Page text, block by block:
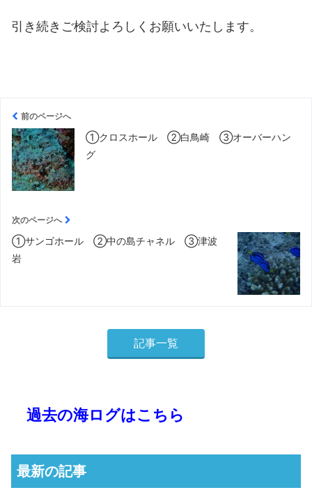
引き続きご検討よろしくお願いいたします。
前のページへ
①クロスホール ②白鳥崎 ③オーバーハン
グ
次のページへ
①サンゴホール ②中の島チャネル ③津波
岩
記事一覧
過去の海ログはこちら
最新の記事